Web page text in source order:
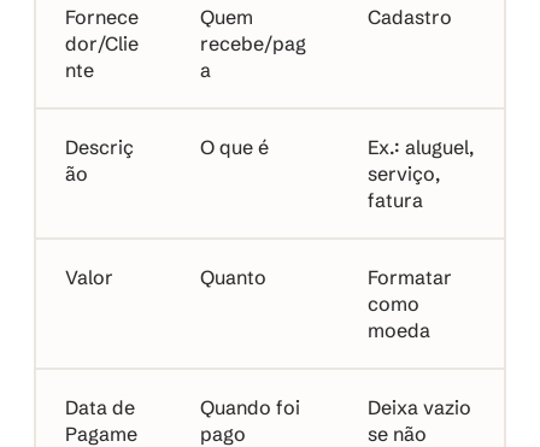
Fornece
dor/Clie
nte
Quem
recebe/pag
a
Cadastro
Descriç
ão
O que é
Ex.: aluguel,
serviço,
fatura
Valor Quanto
Formatar
como
moeda
Data de
Pagame
Quando foi
pago
Deixa vazio
se não